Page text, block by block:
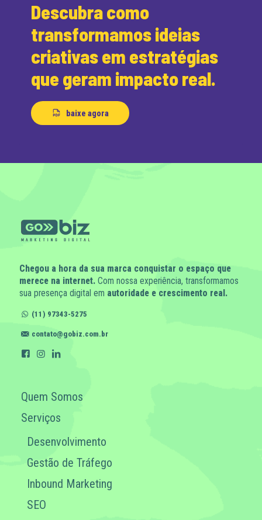
Descubra como
transformamos ideias
criativas em estratégias
que geram impacto real.
baixe agora
Chegou a hora da sua marca conquistar o espaço que
merece na internet. Com nossa experiência, transformamos
sua presença digital em autoridade e crescimento real.
(11) 97343-5275
contato@gobiz.com.br
Quem Somos
Serviços
Desenvolvimento
Gestão de Tráfego
Inbound Marketing
SEO